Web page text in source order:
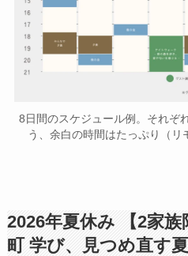
8日間のスケジュール例。それぞ
う、余白の時間はたっぷり（リ
2026年夏休み 【2家族
町 学び、見つめ直す